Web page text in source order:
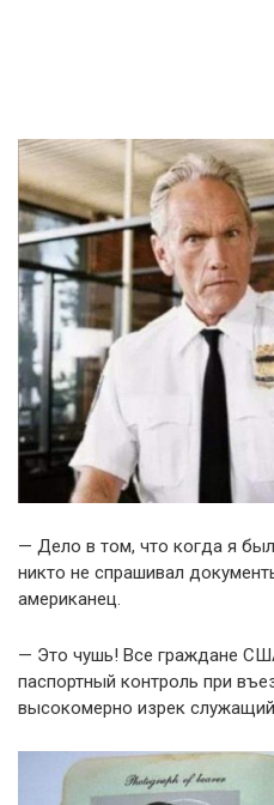
— Дело в том, что когда я
никто не спрашивал
американец.
— Это чушь! Все граждане
паспортный контроль при
высокомерно изрек